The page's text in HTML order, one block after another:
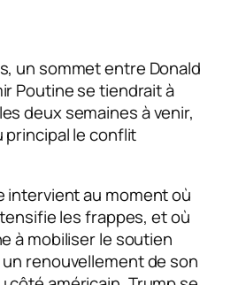
un sommet entre Donald
Poutine se tiendrait à
deux semaines à venir,
principal le conflit
au moment où
les frappes, et où
à mobiliser le soutien
renouvellement de son